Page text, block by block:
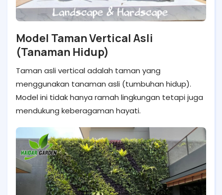
Model Taman Vertical Asli
(Tanaman Hidup)
Taman asli vertical adalah taman yang
menggunakan tanaman asli (tumbuhan hidup).
Model ini tidak hanya ramah lingkungan tetapi juga
mendukung keberagaman hayati.